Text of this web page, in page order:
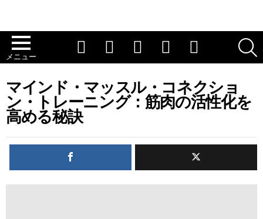
メニュー
マインド・マッスル・コネクショ
ン・トレーニング：筋肉の活性化を
高める秘訣